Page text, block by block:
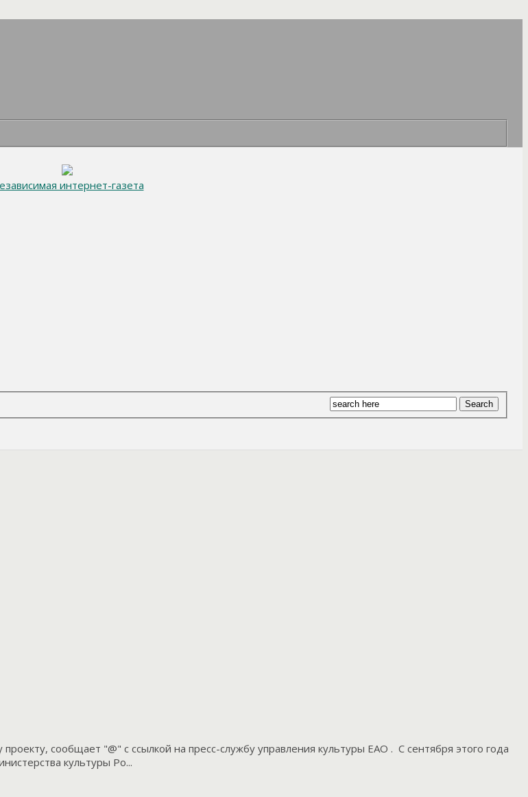
интернет-газета
сообщает "@" с ссылкой на пресс-службу управления культуры ЕАО . С сентября этого года
культуры Ро...